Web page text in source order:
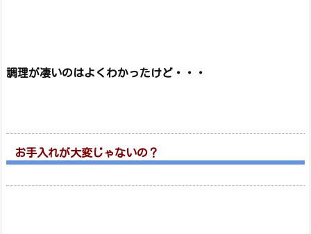
調理が凄いのはよくわかったけど・・・
お手入れが大変じゃないの？